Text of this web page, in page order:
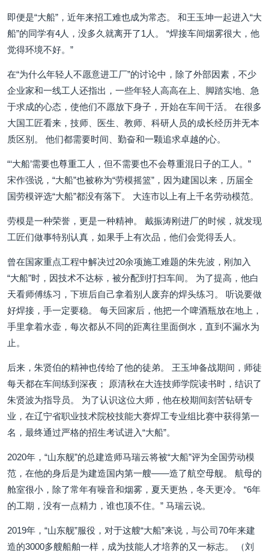
即便是“大船”，近年来招工难也成为常态。 和王玉坤一起进入“大
船”的同学有4人，没多久就离开了1人。 “焊接车间烟雾很大，他
觉得环境不好。”
在“为什么年轻人不愿意进工厂”的讨论中，除了外部因素，不少
企业家和一线工人还指出，一些年轻人高高在上、脚踏实地、急
于求成的心态，使他们不愿放下身子，开始在车间干活。 在很多
大国工匠看来，技师、医生、教师、科研人员的成长经历并无本
质区别。 他们都需要时间、勤奋和一颗追求卓越的心。
“‘大船’需要也尊重工人，但不需要也不会尊重混日子的工人。”
宋作强说，“大船”也被称为“劳模摇篮”，因为建国以来，历届全
国劳模评选“大船”都没有落下。 大连市以上有上千名劳动模范。
劳模是一种荣誉，更是一种精神。 戴振涛刚进厂的时候，就发现
工匠们做事特别认真，如果手上有次品，他们会觉得丢人。
曾在国家重点工程中解决过20余项施工难题的朱先波，刚加入
“大船”时，因技术不达标，被分配到打扫车间。 为了提高，他白
天看师傅练习，下班后自己拿着别人废弃的焊头练习。 听说要做
好焊接，手一定要稳。 每天回家后，他把一个啤酒瓶放在地上，
手里拿着水壶，每次都从不同的距离往里面倒水，直到不漏水为
止。
后来，朱贤伯的精神也传给了他的徒弟。 王玉坤备战期间，师徒
每天都在车间练到深夜； 原清秋在大连技师学院读书时，结识了
朱贤波为指导员。 为了认识这位大师，他在校期间刻苦钻研专
业，在辽宁省职业技术院校技能大赛焊工专业组比赛中获得第一
名，最终通过严格的招生考试进入“大船”。
2020年，“山东舰”的总建造师马瑞云将被“大船”评为全国劳动模
范，在他的身后是为建造国内第一艘——造了航空母舰。 航母的
舱室很小，除了常年有噪音和烟雾，夏天更热，冬天更冷。 “6年
的工期，没有一点精力，谁也顶不住。” 马瑞云说。
2019年，“山东舰”服役，对于这艘“大船”来说，与公司70年来建
造的3000多艘船舶一样，成为技能人才培养的又一标志。 （刘